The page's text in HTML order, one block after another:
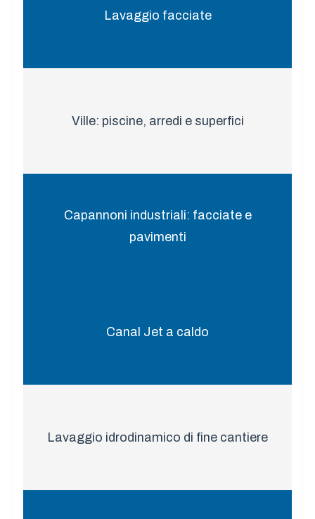
Lavaggio facciate
Ville: piscine, arredi e superfici
Capannoni industriali: facciate e
pavimenti
Canal Jet a caldo
Lavaggio idrodinamico di fine cantiere